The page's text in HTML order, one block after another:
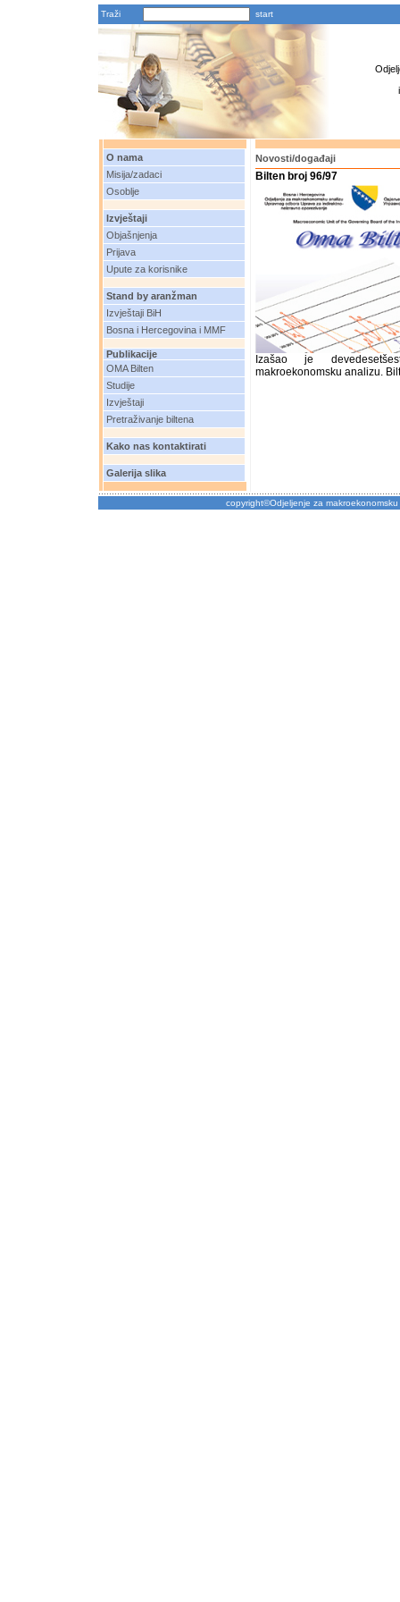
Traži
O nama
Misija/zadaci
Osoblje
Izvještaji
Objašnjenja
Prijava
Upute za korisnike
Stand by aranžman
Izvještaji BiH
Bosna i Hercegovina i MMF
Publikacije
OMA Bilten
Studije
Izvještaji
Pretraživanje biltena
Kako nas kontaktirati
Galerija slika
Novosti/događaji
Bilten broj 96/97
Izašao je
makroekonomsku analizu.
copyright©Odjeljenje za